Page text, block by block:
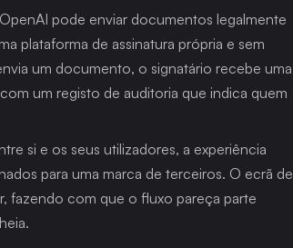
pode enviar documentos legalmente
plataforma de assinatura própria e sem
um documento, o signatário recebe uma
um registo de auditoria que indica quem
si e os seus utilizadores, a experiência
para uma marca de terceiros. O ecrã de
fazendo com que o fluxo pareça parte